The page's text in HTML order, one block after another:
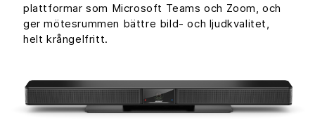
plattformar som Microsoft Teams och Zoom, och
ger mötesrummen bättre bild- och ljudkvalitet,
helt krångelfritt.